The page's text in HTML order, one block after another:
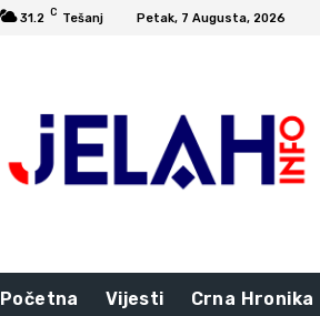
31.2 C Tešanj Petak, 7 Augusta, 2026
Početna Vijesti Crna Hronika